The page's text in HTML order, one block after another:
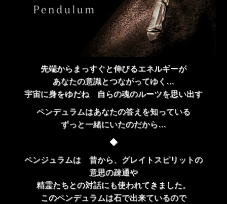
先端からまっすぐと伸びるエネルギーが
あなたの意識とつながってゆく…
宇宙に身をゆだね 自らの魂のルーツを思い出す
ペンデュラムはあなたの答えを知っている
ずっと一緒にいたのだから…
◆
ペンジュラムは 昔から、グレイトスピリットの
意思の疎通や
精霊たちとの対話にも使われてきました。
このペンデュラムは石で出来ているので